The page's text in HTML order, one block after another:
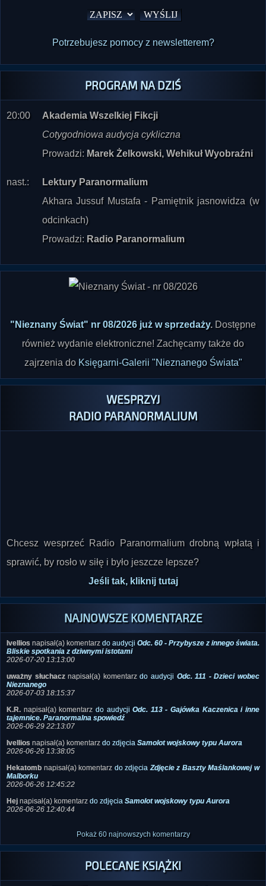
Potrzebujesz pomocy z newsletterem?
PROGRAM NA DZIŚ
20:00
Akademia Wszelkiej Fikcji
Cotygodniowa audycja cykliczna
Prowadzi: Marek Żelkowski, Wehikuł Wyobraźni
nast.:
Lektury Paranormalium
Akhara Jussuf Mustafa - Pamiętnik jasnowidza (w
odcinkach)
Prowadzi: Radio Paranormalium
"Nieznany Świat" nr 08/2026 już w sprzedaży. Dostępne
również wydanie elektroniczne! Zachęcamy także do
zajrzenia do Księgarni-Galerii "Nieznanego Świata"
WESPRZYJ
RADIO PARANORMALIUM
NAJNOWSZE KOMENTARZE
Ivellios napisał(a) komentarz do audycji
Odc. 60 - Przybysze z innego świata.
Bliskie spotkania z dziwnymi istotami
2026-07-20 13:13:00
uważny słuchacz
napisał(a) komentarz do audycji Odc. 111 - Dzieci wobec
Nieznanego
2026-07-03 18:15:37
K.R.
napisał(a) komentarz do audycji
Odc. 113 - Gajówka Kaczenica i inne
tajemnice. Paranormalna spowiedź
2026-06-29 22:13:07
Ivelliosnapisał(a) komentarzdo zdjęciaSamolot wojskowy typu Aurora
2026-06-26 13:38:05
Hekatomb napisał(a) komentarz do zdjęcia Zdjęcie z Baszty Maślankowej w
Malborku
2026-06-26 12:45:22
napisał(a) komentarz do zdjęcia
Samolot wojskowy typu Aurora
Pokaż 60 najnowszych komentarzy